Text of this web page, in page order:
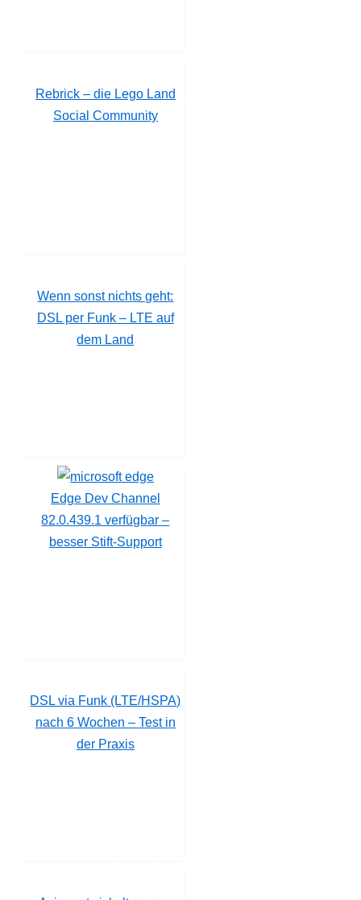
Rebrick – die Lego Land
Social Community
Wenn sonst nichts geht:
DSL per Funk – LTE auf
dem Land
Edge Dev Channel
82.0.439.1 verfügbar –
besser Stift-Support
DSL via Funk (LTE/HSPA)
nach 6 Wochen – Test in
der Praxis